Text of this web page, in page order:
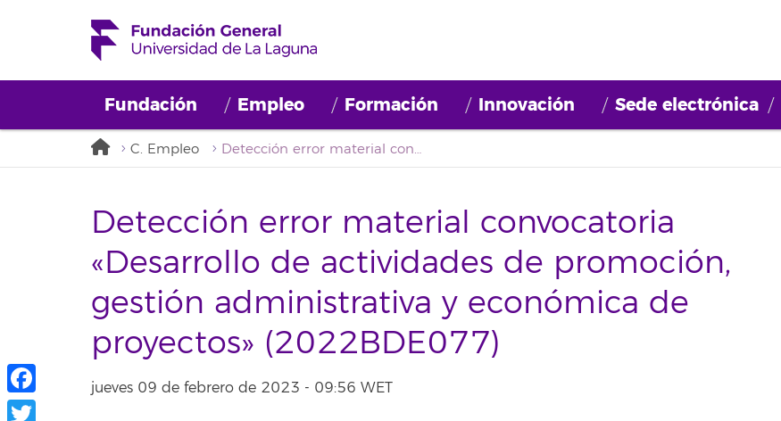
Fundación Empleo Formación Innovación Sede electrónica
C. Empleo Detección error material convocatoria «Desarrollo de actividades de promoción, gestión administrativa y económica de proyectos» (2022BDE077)
Detección error material convocatoria
«Desarrollo de actividades de promoción,
gestión administrativa y económica de
proyectos» (2022BDE077)
jueves 09 de febrero de 2023 - 09:56 WET
Facebook